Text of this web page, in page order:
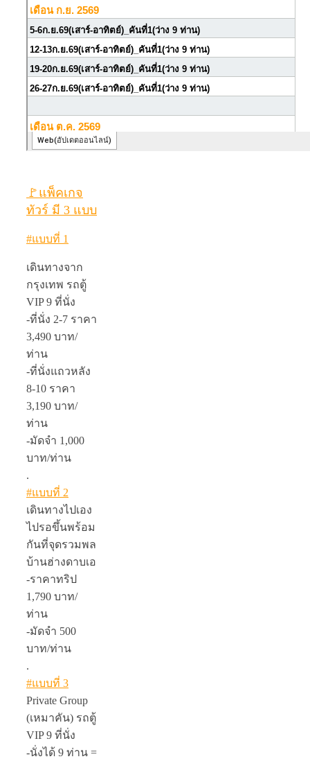
🚩แพ็คเกจ
ทัวร์ มี 3 แบบ
#แบบที่ 1
เดินทางจาก
กรุงเทพ รถตู้
VIP 9 ที่นั่ง
-ที่นั่ง 2-7 ราคา
3,490 บาท/
ท่าน
-ที่นั่งแถวหลัง
8-10 ราคา
3,190 บาท/
ท่าน
-มัดจำ 1,000
บาท/ท่าน
.
#แบบที่ 2
เดินทางไปเอง
ไปรอขึ้นพร้อม
กันที่จุดรวมพล
บ้านฮ่างดาบเอ
-ราคาทริป
1,790 บาท/
ท่าน
-มัดจำ 500
บาท/ท่าน
.
#แบบที่ 3
Private Group
(เหมาคัน) รถตู้
VIP 9 ที่นั่ง
-นั่งได้ 9 ท่าน =